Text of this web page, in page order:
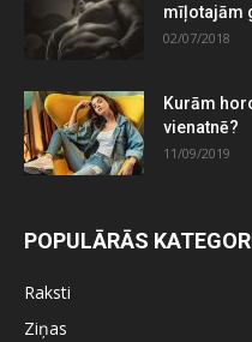
mīļotajām
02/07/2018
Kurām
vienatnē?
11/09/2019
POPULĀRĀS
Raksti
Ziņas